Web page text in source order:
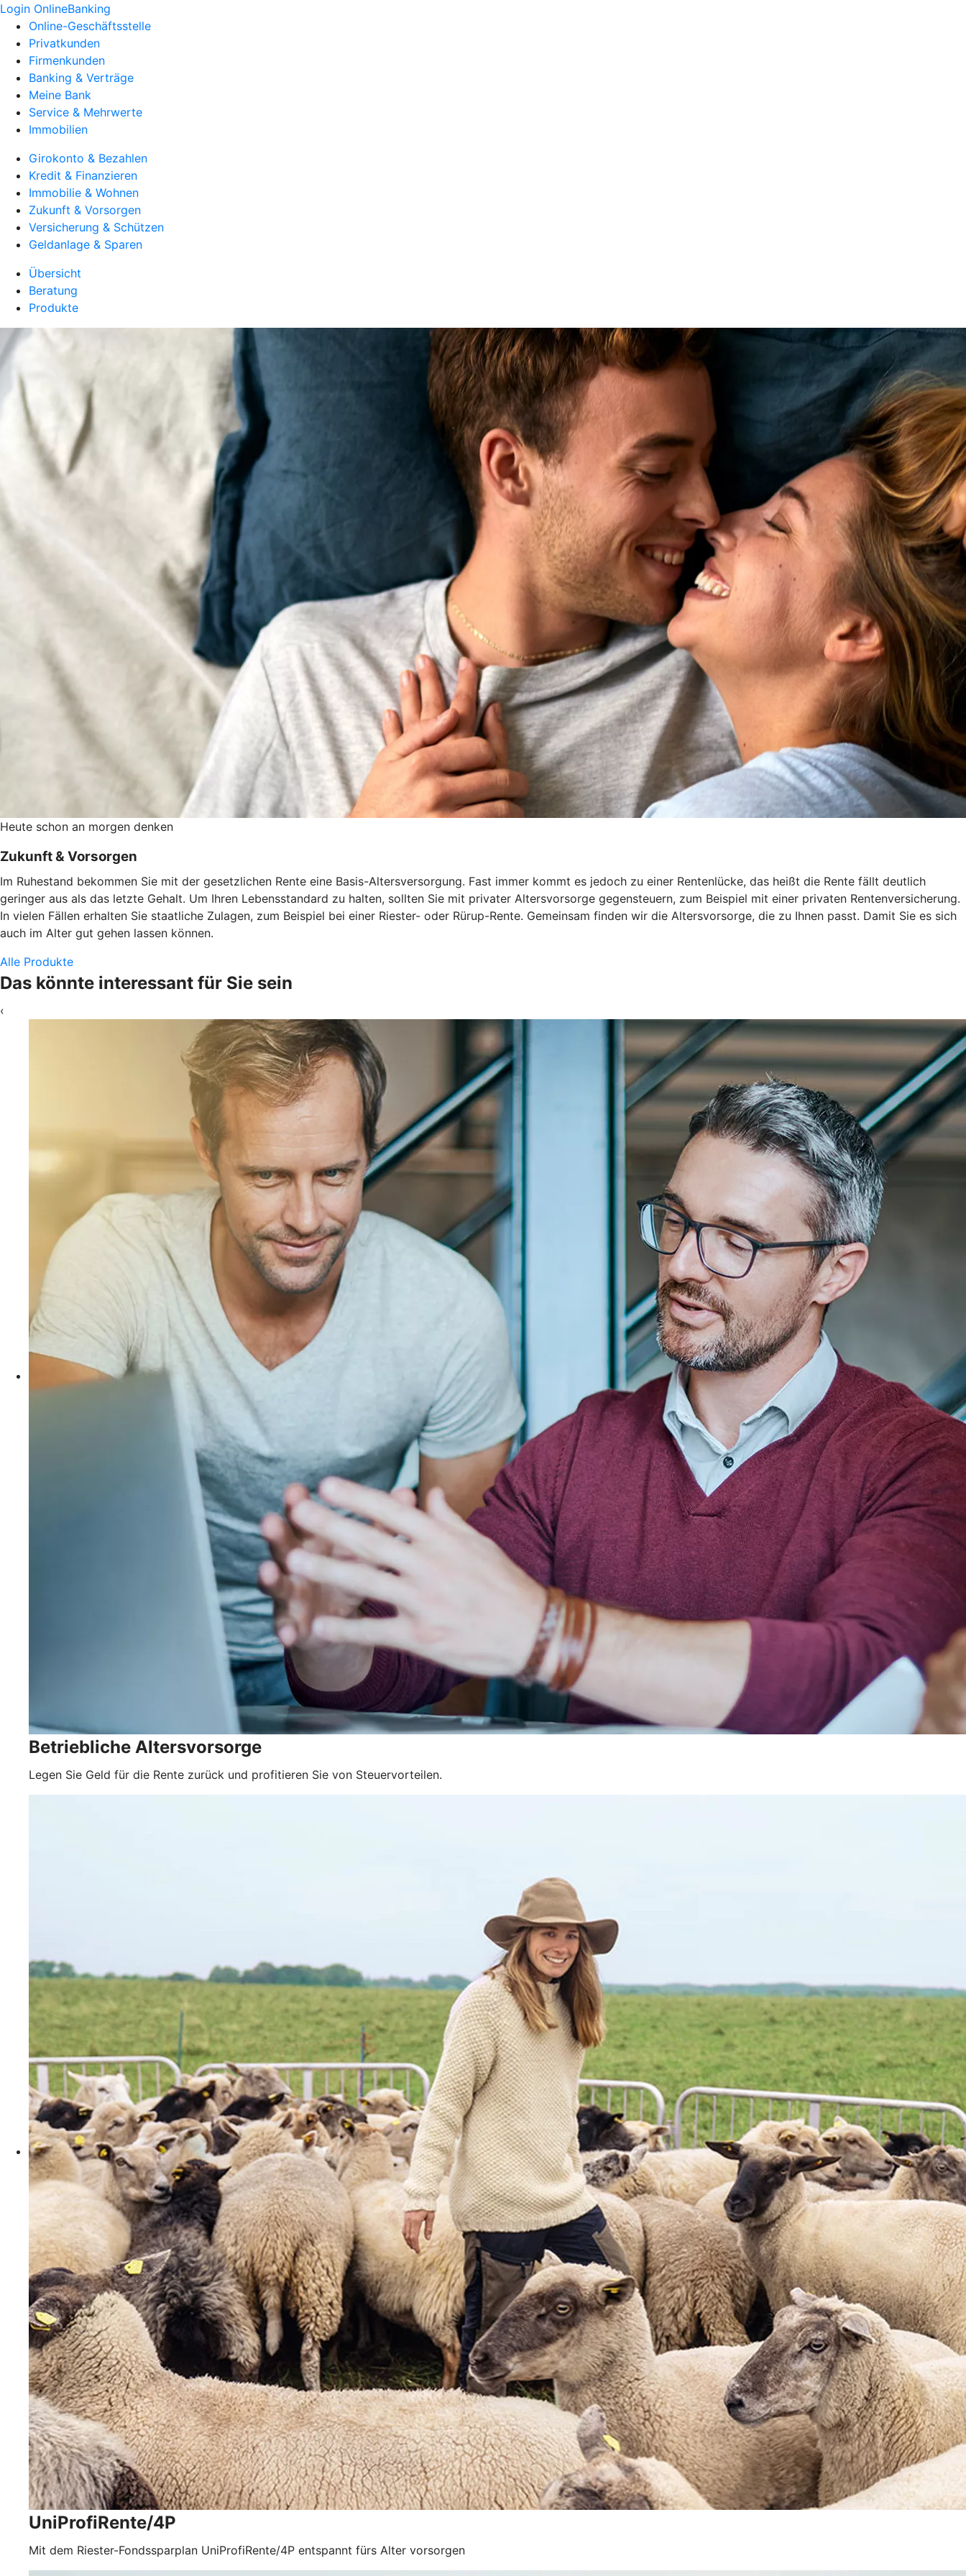
Login OnlineBanking
Online-Geschäftsstelle
Privatkunden
Firmenkunden
Banking & Verträge
Meine Bank
Service & Mehrwerte
Immobilien
Girokonto & Bezahlen
Kredit & Finanzieren
Immobilie & Wohnen
Zukunft & Vorsorgen
Versicherung & Schützen
Geldanlage & Sparen
Übersicht
Beratung
Produkte
Heute schon an morgen denken
Zukunft & Vorsorgen
Im Ruhestand bekommen Sie mit der gesetzlichen Rente eine Basis-Altersversorgung. Fast immer kommt es jedoch zu einer Rentenlücke, das heißt die Rente fällt deutlich
geringer aus als das letzte Gehalt. Um Ihren Lebensstandard zu halten, sollten Sie mit privater Altersvorsorge gegensteuern, zum Beispiel mit einer privaten Rentenversicherung.
In vielen Fällen erhalten Sie staatliche Zulagen, zum Beispiel bei einer Riester- oder Rürup-Rente. Gemeinsam finden wir die Altersvorsorge, die zu Ihnen passt. Damit Sie es sich
auch im Alter gut gehen lassen können.
Alle Produkte
Das könnte interessant für Sie sein
‹
Betriebliche Altersvorsorge
Legen Sie Geld für die Rente zurück und profitieren Sie von Steuervorteilen.
UniProfiRente/4P
Mit dem Riester-Fondssparplan UniProfiRente/4P entspannt fürs Alter vorsorgen